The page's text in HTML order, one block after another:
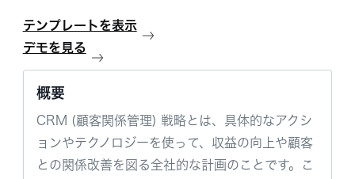
テンプレートを表示
デモを見る
概要
CRM (顧客関係管理) 戦略とは、具体的なアクシ
ョンやテクノロジーを使って、収益の向上や顧客
との関係改善を図る全社的な計画のことです。こ